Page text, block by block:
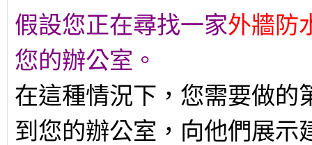
假設您正在尋找一家外牆防
您的辦公室。
在這種情況下，您需要做的
到您的辦公室，向他們展示